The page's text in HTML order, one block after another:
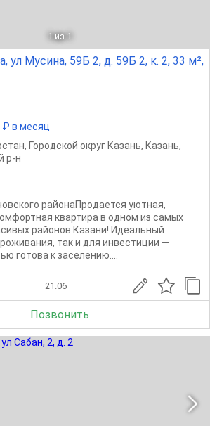
1 из 1
ул Мусина, 59Б 2, д. 59Б 2, к. 2, 33 м²,
₽ в месяц
, Городской округ Казань, Казань,
р-н
районаПродается уютная,
квартира в одном из самых
районов Казани! Идеальный
так и для инвестиции —
готова к заселению....
21.06
Позвонить